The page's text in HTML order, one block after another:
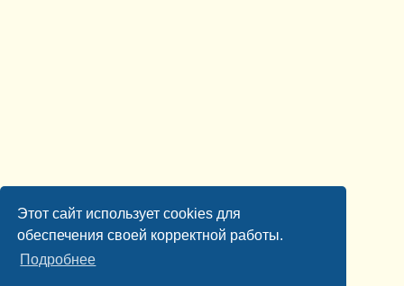
Этот сайт использует cookies для
обеспечения своей корректной работы.
Подробнее